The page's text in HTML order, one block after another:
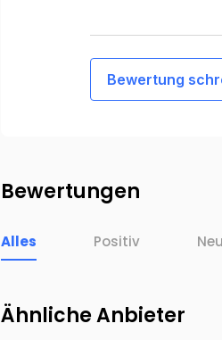
Bewertung
Bewertungen
Alles Positiv
Ähnliche Anbieter